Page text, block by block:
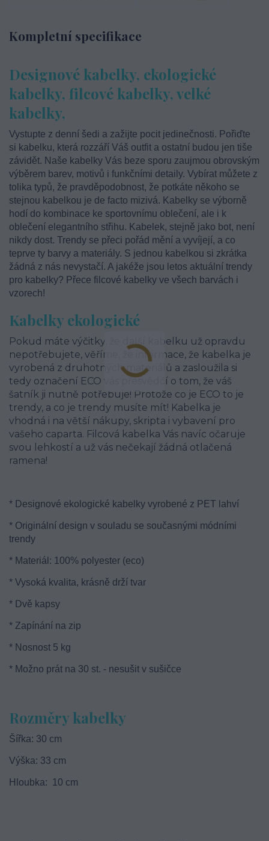
Kompletní specifikace
Designové kabelky, ekologické
kabelky, filcové kabelky, velké
kabelky,
Vystupte z denní šedi a zažijte pocit jedinečnosti. Pořiďte
si kabelku, která rozzáří Váš outfit a ostatní budou jen tiše
závidět. Naše kabelky Vás beze sporu zaujmou obrovským
výběrem barev, motivů i funkčními detaily. Vybírat můžete z
tolika typů, že pravděpodobnost, že potkáte někoho se
stejnou kabelkou je de facto mizivá. Kabelky se výborně
hodí do kombinace ke sportovnímu oblečení, ale i k
oblečení elegantního střihu. Kabelek, stejně jako bot, není
nikdy dost. Trendy se přeci pořád mění a vyvíjejí, a co
teprve ty barvy a materiály. S jednou kabelkou si zkrátka
žádná z nás nevystačí. A jakéže jsou letos aktuální trendy
pro kabelky? Přece filcové kabelky ve všech barvách i
vzorech!
Kabelky ekologické
Pokud máte výčitky, že další kabelku už opravdu
nepotřebujete, věříme, že informace, že kabelka je
vyrobená z druhotných materiálů a zasloužila si
tedy označení ECO vás přesvědčí o tom, že váš
šatník ji nutně potřebuje! Protože co je ECO to je
trendy, a co je trendy musíte mít! Kabelka je
vhodná i na větší nákupy, skripta i vybavení pro
vašeho caparta. Filcová kabelka Vás navíc očaruje
svou lehkostí a už vás nečekají žádná otlačená
ramena!
* Designové ekologické kabelky vyrobené z PET lahví
* Originální design v souladu se současnými módními
trendy
* Materiál: 100% polyester (eco)
* Vysoká kvalita, krásně drží tvar
* Dvě kapsy
* Zapínání na zip
* Nosnost 5 kg
* Možno prát na 30 st. - nesušit v sušičce
Rozměry kabelky
Šířka: 30 cm
Výška: 33 cm
Hloubka: 10 cm